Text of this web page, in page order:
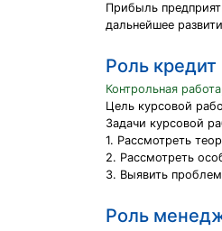
Прибыль
дальнейшее
Роль
Контрольная
Цель курсовой
Задачи курсовой
1. Рассмотреть
2. Рассмотреть
3. Выявить
Роль